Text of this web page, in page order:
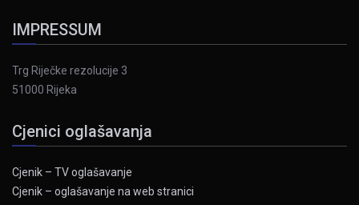
IMPRESSUM
Trg Riječke rezolucije 3
51000 Rijeka
Cjenici oglašavanja
Cjenik – TV oglašavanje
Cjenik – oglašavanje na web stranici